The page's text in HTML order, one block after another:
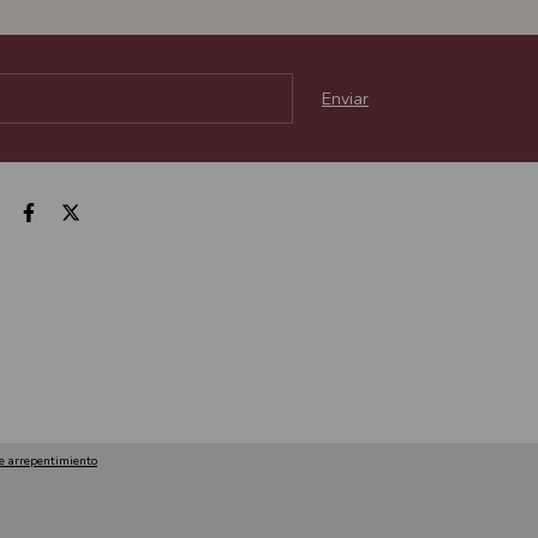
arrepentimiento